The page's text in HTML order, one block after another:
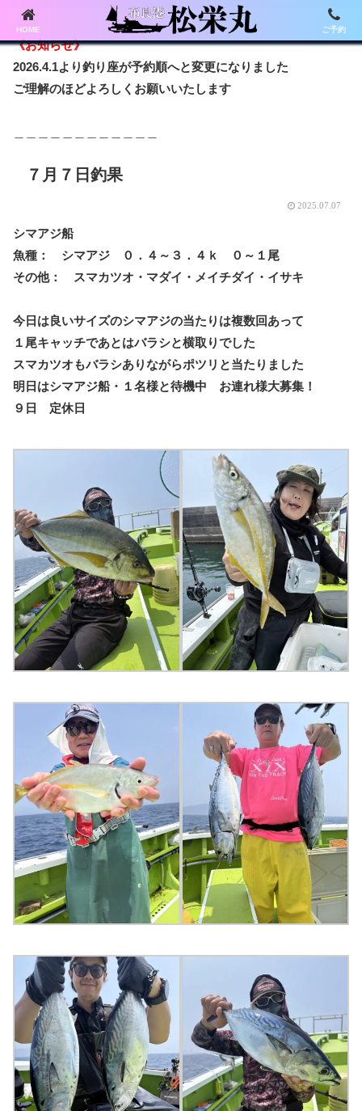
《お知らせ》
2026.4.1より釣り座が予約順へと変更になりました
ご理解のほどよろしくお願いいたします
７月７日釣果
2025.07.07
シマアジ船
魚種： シマアジ ０．４～３．４ｋ ０～１尾
その他： スマカツオ・マダイ・メイチダイ・イサキ
今日は良いサイズのシマアジの当たりは複数回あって
１尾キャッチであとはバラシと横取りでした
スマカツオもバラシありながらポツリと当たりました
明日はシマアジ船・１名様と待機中 お連れ様大募集！
９日 定休日
HOME ご予約